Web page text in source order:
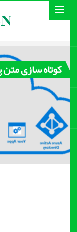
کوتاه سازی متن